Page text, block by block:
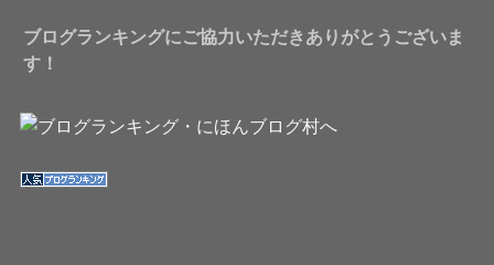
ブログランキングにご協力いただきありがとうございま
す！